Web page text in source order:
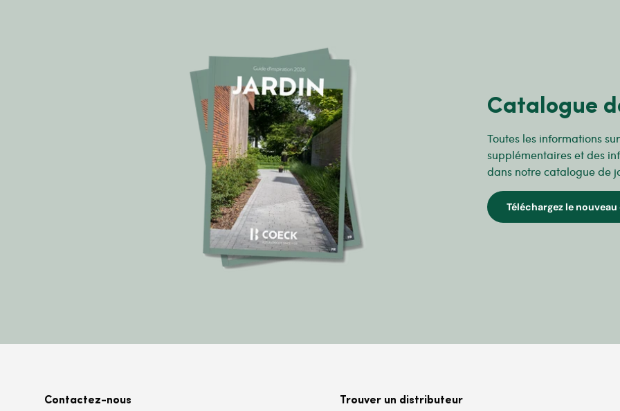
Catalogue
Toutes les informations
supplémentaires et des
dans notre catalogue de
Téléchargez le
Contactez-nous Trouver un distributeur